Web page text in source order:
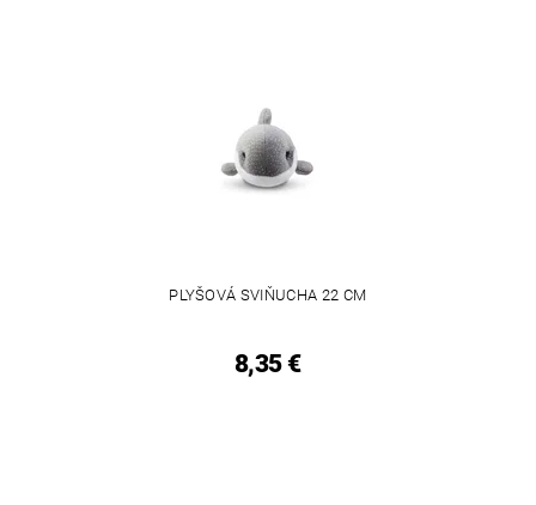
PLYŠOVÁ SVIŇUCHA 22 CM
8,35 €